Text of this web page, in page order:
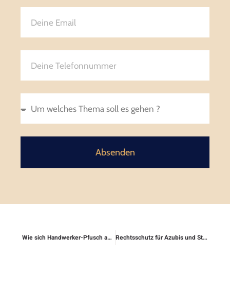
Absenden
Wie sich Handwerker-Pfusch absichern lässt Rechtsschutz für Azubis und Studenten